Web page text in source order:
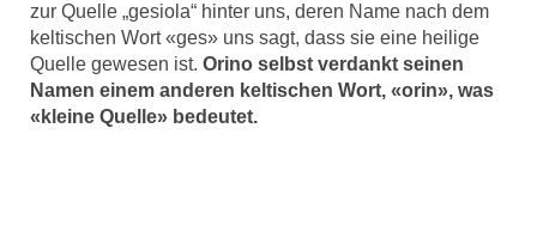
zur Quelle „gesiola“ hinter uns, deren Name nach dem
keltischen Wort «ges» uns sagt, dass sie eine heilige
Quelle gewesen ist. Orino selbst verdankt seinen
Namen einem anderen keltischen Wort, «orin», was
«kleine Quelle» bedeutet.